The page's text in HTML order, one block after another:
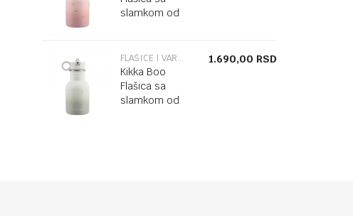
slamkom od
Flora Blush FLAŠICE I VARALICE
Kikka Boo
Flašica sa
slamkom od
1.690,00 RSD